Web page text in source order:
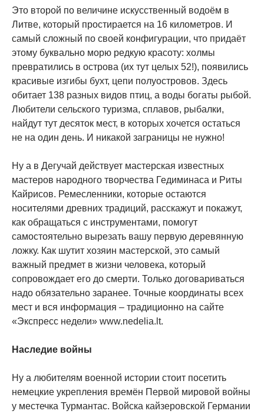
Это второй по величине искусственный водоём в
Литве, который простирается на 16 километров. И
самый сложный по своей конфигурации, что придаёт
этому буквально морю редкую красоту: холмы
превратились в острова (их тут целых 52!), появились
красивые изгибы бухт, цепи полуостровов. Здесь
обитает 138 разных видов птиц, а воды богаты рыбой.
Любители сельского туризма, сплавов, рыбалки,
найдут тут десяток мест, в которых хочется остаться
не на один день. И никакой заграницы не нужно!
Ну а в Дегучай действует мастерская известных
мастеров народного творчества Гедиминаса и Риты
Кайрисов. Ремесленники, которые остаются
носителями древних традиций, расскажут и покажут,
как обращаться с инструментами, помогут
самостоятельно вырезать вашу первую деревянную
ложку. Как шутит хозяин мастерской, это самый
важный предмет в жизни человека, который
сопровождает его до смерти. Только договариваться
надо обязательно заранее. Точные координаты всех
мест и вся информация – традиционно на сайте
«Экспресс недели» www.nedelia.lt.
Наследие войны
Ну а любителям военной истории стоит посетить
немецкие укрепления времён Первой мировой войны
у местечка Турмантас. Войска кайзеровской Германии